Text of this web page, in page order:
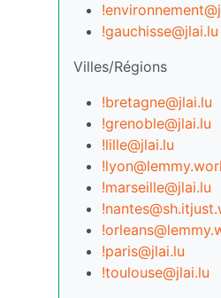
!gauchisse@jlai.lu
Villes/Régions
!bretagne@jlai.lu
!grenoble@jlai.lu
!lille@jlai.lu
!marseille@jlai.lu
!paris@jlai.lu
!toulouse@jlai.lu